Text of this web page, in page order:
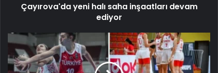
Çayırova'da yeni halı saha inşaatları devam
ediyor